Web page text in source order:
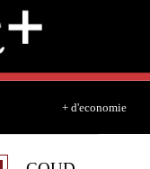
+ d'economie